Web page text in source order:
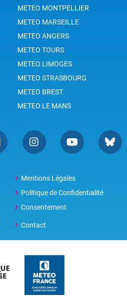
METEO MONTPELLIER
METEO MARSEILLE
METEO ANGERS
METEO TOURS
METEO LIMOGES
METEO STRASBOURG
METEO BREST
METEO LE MANS
Mentions Légales
Politique de Confidentialité
Consentement
Contact